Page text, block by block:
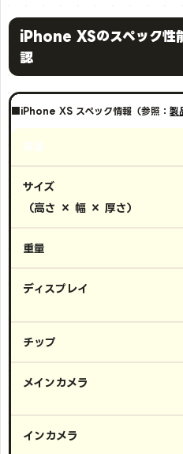
iPhone XSのスペック性
認
■iPhone XS スペック情報（参照： 製
容量
サイズ
（高さ × 幅 × 厚さ）
重量
ディスプレイ
チップ
メインカメラ
インカメラ